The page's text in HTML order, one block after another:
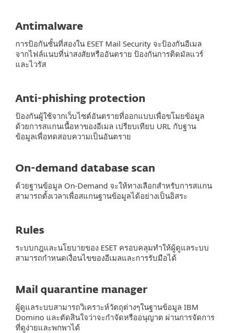
Antimalware
การป้อกันชั้นที่สองใน ESET Mail Security จะป้องกันอีเมล
จากไฟล์แนบที่น่าสงสัยหรืออันตราย ป้องกันการติดมัลแวร์
และไวรัส
Anti-phishing protection
ป้องกันผู้ใช้จากเว็บไซต์อันตรายที่ออกแบบเพื่อขโมยข้อมูล
ด้วยการสแกนเนื้อหาของอีเมล เปรียบเทียบ URL กับฐาน
ข้อมูลเพื่อทดสอบความเป็นอันตราย
On-demand database scan
ด้วยฐานข้อมูล On-Demand จะให้ทางเลือกสำหรับการสแกน
สามารถตั้งเวลาเพื่อสแกนฐานข้อมูลได้อย่างเป็นอิสระ
Rules
ระบบกฎและนโยบายของ ESET ครอบคลุมทำให้ผู้ดูแลระบบ
สามารถกำหนดเงื่อนไขของอีเมลและการรับมือได้
Mail quarantine manager
ผู้ดูแลระบบสามารถวิเคราะห์วัตถุต่างๆในฐานข้อมูล IBM
Domino และตัดสินใจว่าจะกำจัดหรืออนุญาต ผ่านการจัดการ
ที่ดูง่ายและพกพาได้